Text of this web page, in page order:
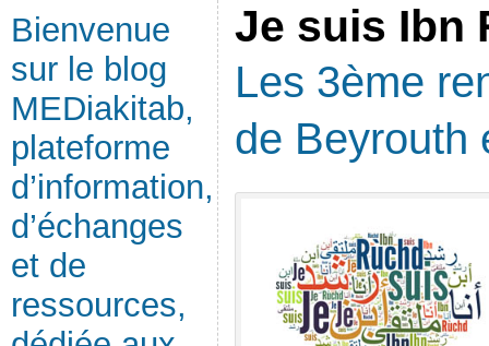
Bienvenue
sur le blog
MEDiakitab,
plateforme
d’information,
d’échanges
et de
ressources,
Je suis Ibn
Les 3ème
de Beyrouth